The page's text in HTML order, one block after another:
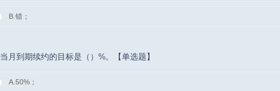
B.错；
当月到期续约的目标是（）%。【单选题】
A.50%；